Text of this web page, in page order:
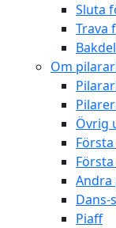
Sluta
Trava
Om
Övrig
Andra
Dans-
Piaff